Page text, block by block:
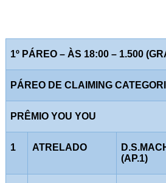
1º PÁREO – ÀS 18:00 – 1.500
PÁREO DE CLAIMING
PRÊMIO YOU YOU
1 ATRELADO
(AP.1)